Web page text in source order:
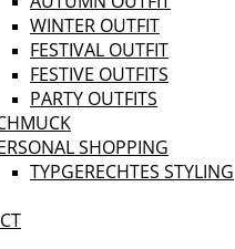
WINTER OUTFIT
FESTIVAL OUTFIT
FESTIVE OUTFITS
PARTY OUTFITS
SHOPPING
TYPGERECHTES STYLING